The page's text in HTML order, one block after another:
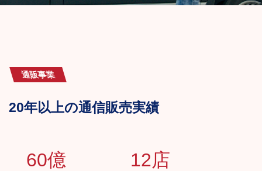
通販事業
20年以上の通信販売実績
60億 12店